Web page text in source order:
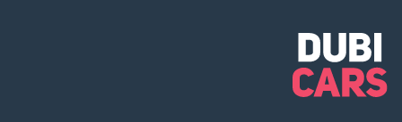
التسجيل (سيتم
توضيح الشروط
والأحكام عند الحجز.)